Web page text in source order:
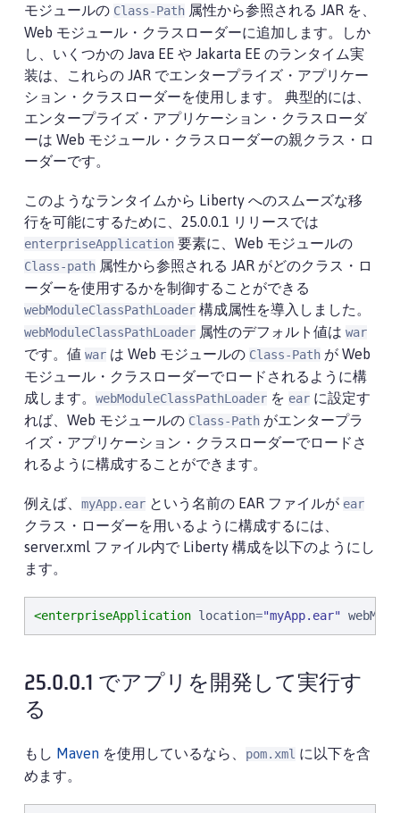
モジュールの Class-Path 属性から参照される JAR を、
Web モジュール・クラスローダーに追加します。しか
し、いくつかの Java EE や Jakarta EE のランタイム実
装は、これらの JAR でエンタープライズ・アプリケー
ション・クラスローダーを使用します。 典型的には、
エンタープライズ・アプリケーション・クラスローダ
ーは Web モジュール・クラスローダーの親クラス・ロ
ーダーです。
このようなランタイムから Liberty へのスムーズな移
行を可能にするために、25.0.0.1 リリースでは
enterpriseApplication 要素に、Web モジュールの
Class-path 属性から参照される JAR がどのクラス・ロ
ーダーを使用するかを制御することができる
webModuleClassPathLoader 構成属性を導入しました。
webModuleClassPathLoader 属性のデフォルト値は war
です。値 war は Web モジュールの Class-Path が Web
モジュール・クラスローダーでロードされるように構
成します。 webModuleClassPathLoader を ear に設定す
れば、Web モジュールの Class-Path がエンタープラ
イズ・アプリケーション・クラスローダーでロードさ
れるように構成することができます。
例えば、 myApp.ear という名前の EAR ファイルが ear
クラス・ローダーを用いるように構成するには、
server.xml ファイル内で Liberty 構成を以下のようにし
ます。
<enterpriseApplication location="myApp.ear"
25.0.0.1 でアプリを開発して実行す
る
もし Maven を使用しているなら、 pom.xml に以下を含
めます。